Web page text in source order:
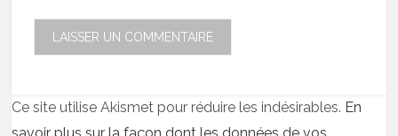
Ce site utilise Akismet pour réduire les indésirables. En